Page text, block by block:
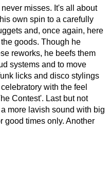
misses. It's all about
own spin to a carefully
and, once again, here
goods. Though he
reworks, he beefs them
systems and to move
licks and disco stylings
with the feel
Contest'. Last but not
more lavish sound with big
good times only. Another